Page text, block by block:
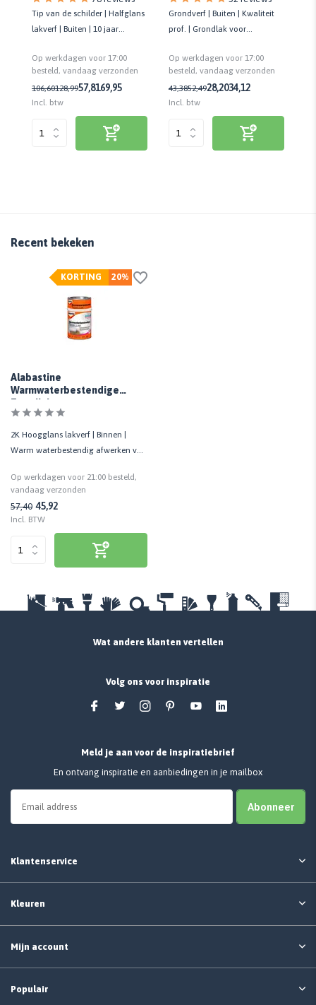
Tip van de schilder | Halfglans
lakverf | Buiten | 10 jaar
Op werkdagen voor 17:00
besteld, vandaag verzonden
106,60128,9957,8169,95
Incl. btw
Grondverf | Buiten | Kwaliteit
prof. | Grondlak voor
Op werkdagen voor 17:00
besteld, vandaag verzonden
43,3852,4928,2034,12
Incl. btw
Recent bekeken
20%
KORTING
Alabastine
Warmwaterbestendige
Tegellak
2K Hoogglans lakverf | Binnen |
Warm waterbestendig afwerken van
Op werkdagen voor 21:00 besteld,
vandaag verzonden
57,40 45,92
Incl. BTW
Wat andere klanten vertellen
Volg ons voor inspiratie
Meld je aan voor de inspiratiebrief
En ontvang inspiratie en aanbiedingen in je mailbox
Abonneer
Klantenservice
Kleuren
Mijn account
Populair